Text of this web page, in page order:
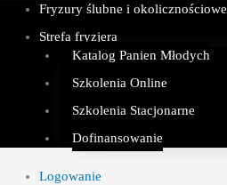
Fryzury ślubne i okolicznościowe
Strefa fryzjera
Katalog Panien Młodych
Szkolenia Online
Szkolenia Stacjonarne
Dofinansowanie
Logowanie